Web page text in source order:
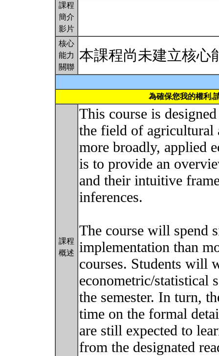
課程
簡介
影片
核心
能力
關聯
本課程尚未建立核心
為確保您我的權利,
課程
概述
This course is
the field of agricultural
more broadly, applied
is to provide an
and their intuitive
inferences.
The course will spend
implementation than
courses. Students will
econometric/statistical
the semester. In turn,
time on the formal
are still expected to
from the designated